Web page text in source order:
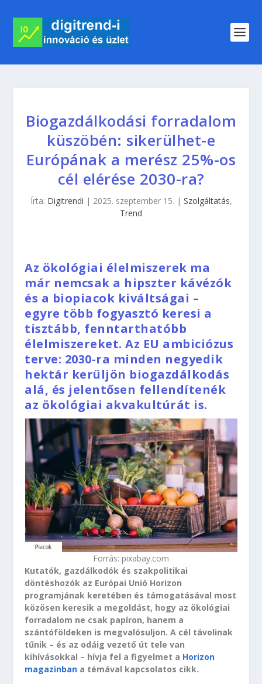
Biogazdálkodási forradalom
küszöbén: sikerülhet-e
Európának a merész 25%-os
cél elérése 2030-ra?
Írta: Digitrendi | 2025. szeptember 15. | Szolgáltatás,
Trend
Az ökológiai élelmiszerek ma
már nemcsak a hipszter kávézók
és a biopiacok kiváltságai –
egyre több fogyasztó keresi a
tisztább, fenntarthatóbb
élelmiszereket. Az EU ambiciózus
terve: 2030-ra minden negyedik
hektár kerüljön biogazdálkodás
alá, és jelentősen fellendítenék
az ökológiai akvakultúrát is.
Forrás: pixabay.com
Kutatók, gazdálkodók és szakpolitikai
döntéshozók az Európai Unió Horizon
programjának keretében és támogatásával most
közösen keresik a megoldást, hogy az ökológiai
forradalom ne csak papíron, hanem a
szántóföldeken is megvalósuljon. A cél távolinak
tűnik – és az odáig vezető út tele van
kihívásokkal – hívja fel a figyelmet a Horizon
magazinban a témával kapcsolatos cikk.